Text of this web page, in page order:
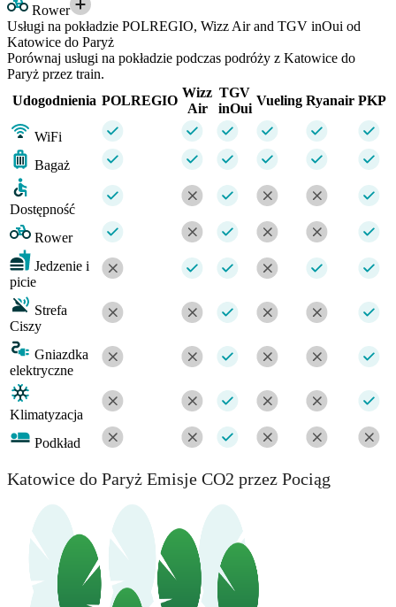
Rower
Usługi na pokładzie POLREGIO, Wizz Air and TGV inOui od
Katowice do Paryż
Porównaj usługi na pokładzie podczas podróży z Katowice do
Paryż przez train.
Udogodnienia POLREGIO
Wizz
Air
TGV
inOui
Vueling Ryanair PKP
WiFi
Bagaż
Dostępność
Rower
Jedzenie i
picie
Strefa
Ciszy
Gniazdka
elektryczne
Klimatyzacja
Podkład
Katowice do Paryż Emisje CO2 przez Pociąg